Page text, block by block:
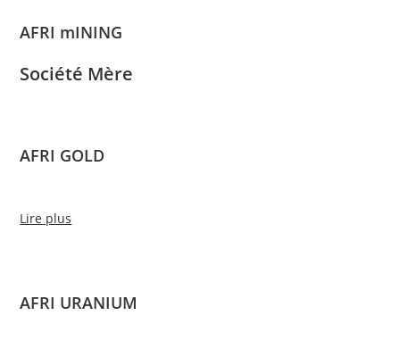
AFRI mINING
Société Mère
AFRI GOLD
Lire plus
AFRI URANIUM